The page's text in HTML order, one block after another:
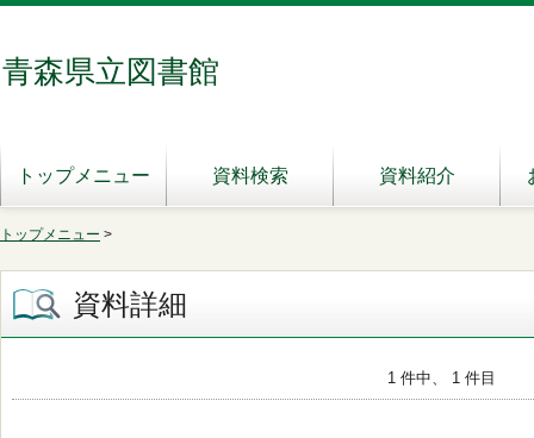
青森県立図書館
トップメニュー 資料検索 資料紹介
トップメニュー >
資料詳細
1 件中、 1 件目